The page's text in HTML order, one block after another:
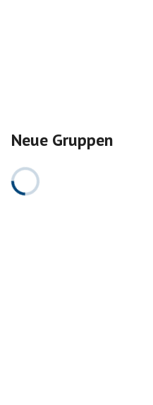
Neue Gruppen